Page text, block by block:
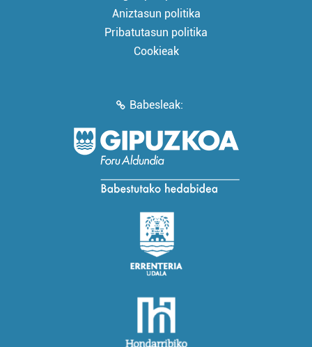
Aniztasun politika
Pribatutasun politika
Cookieak
Babesleak: